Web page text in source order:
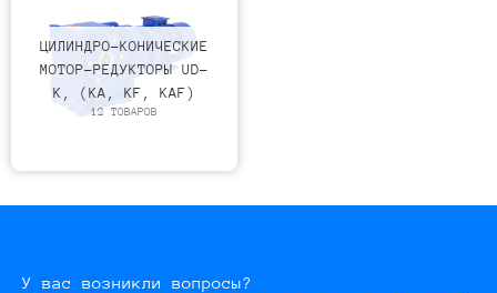
ЦИЛИНДРО-КОНИЧЕСКИЕ
МОТОР-РЕДУКТОРЫ UD-
K, (KA, KF, KAF)
12 ТОВАРОВ
У вас возникли вопросы?